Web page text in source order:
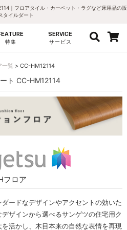
｜フロアタイル・カーペット・ラグなど床用品の販
タイルダート
特集
SERVICE
サービス
一覧 CC-HM12114
ト CC-HM12114
フロア
ードなデザインやアクセントの効いた
ザインから選べるサンゲツの住宅用ク
活かし、木目本来の自然な表情を再現